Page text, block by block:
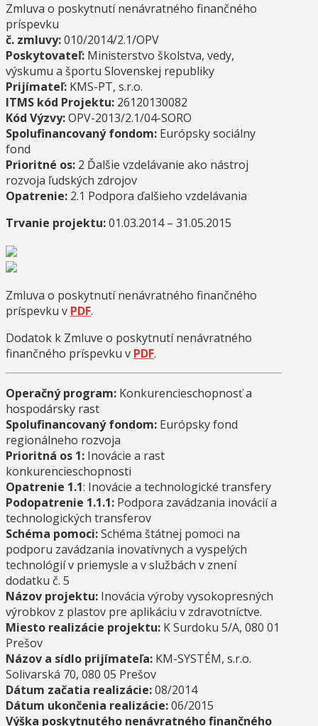
Zmluva o poskytnutí nenávratného finančného
príspevku
č. zmluvy:010/2014/2.1/OPV
Poskytovateľ: Ministerstvo školstva, vedy,
výskumu a športu Slovenskej republiky
Prijímateľ: KMS-PT, s.r.o.
ITMS kód Projektu: 26120130082
Kód Výzvy:OPV-2013/2.1/04-SORO
Spolufinancovaný fondom: Európsky sociálny
fond
Prioritné os: 2 Ďalšie vzdelávanie ako nástroj
rozvoja ľudských zdrojov
Opatrenie: 2.1 Podpora ďalšieho vzdelávania
Trvanie projektu:01.03.2014 – 31.05.2015
Zmluva o poskytnutí nenávratného finančného
príspevku v PDF.
Dodatok k Zmluve o poskytnutí nenávratného
finančného príspevku v PDF.
Operačný program: Konkurencieschopnosť a
hospodársky rast
Spolufinancovaný fondom: Európsky fond
regionálneho rozvoja
Prioritná os 1: Inovácie a rast
konkurencieschopnosti
Opatrenie 1.1: Inovácie a technologické transfery
Podopatrenie 1.1.1: Podpora zavádzania inovácií a
technologických transferov
Schéma pomoci:Schéma štátnej pomoci na
podporu zavádzania inovatívnych a vyspelých
technológií v priemysle a v službách v znení
dodatku č. 5
Názov projektu: Inovácia výroby vysokopresných
výrobkov z plastov pre aplikáciu v zdravotníctve.
Miesto realizácie projektu: K Surdoku 5/A, 080 01
Prešov
Názov a sídlo prijímateľa: KM-SYSTÉM, s.r.o.
Solivarská 70, 080 05 Prešov
Dátum začatia realizácie:08/2014
Dátum ukončenia realizácie:06/2015
Výška poskytnutého nenávratného finančného